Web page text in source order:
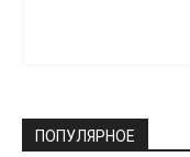
ПОПУЛЯРНОЕ